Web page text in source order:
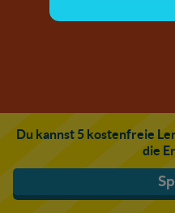
Du kannst 5 kostenfreie
die